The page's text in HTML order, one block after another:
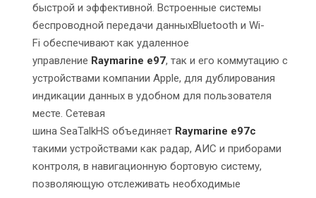
быстрой и эффективной. Встроенные системы
беспроводной передачи данныхBluetooth и Wi-
Fi обеспечивают как удаленное
управление Raymarine e97, так и его коммутацию с
устройствами компании Apple, для дублирования
индикации данных в удобном для пользователя
месте. Сетевая
шина SeaTalkHS объединяет Raymarine e97с
такими устройствами как радар, АИС и приборами
контроля, в навигационную бортовую систему,
позволяющую отслеживать необходимые